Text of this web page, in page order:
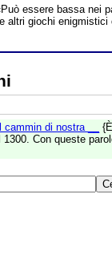
essere bassa nei
altri giochi
di nostra __
Con queste